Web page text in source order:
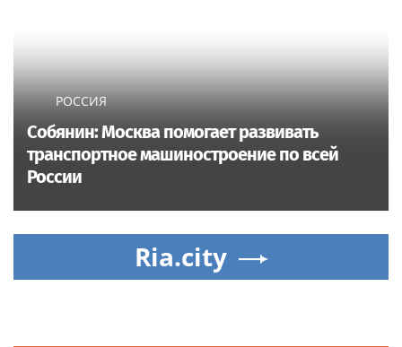
РОССИЯ
Собянин: Москва помогает развивать
транспортное машиностроение по всей
России
Ria.city